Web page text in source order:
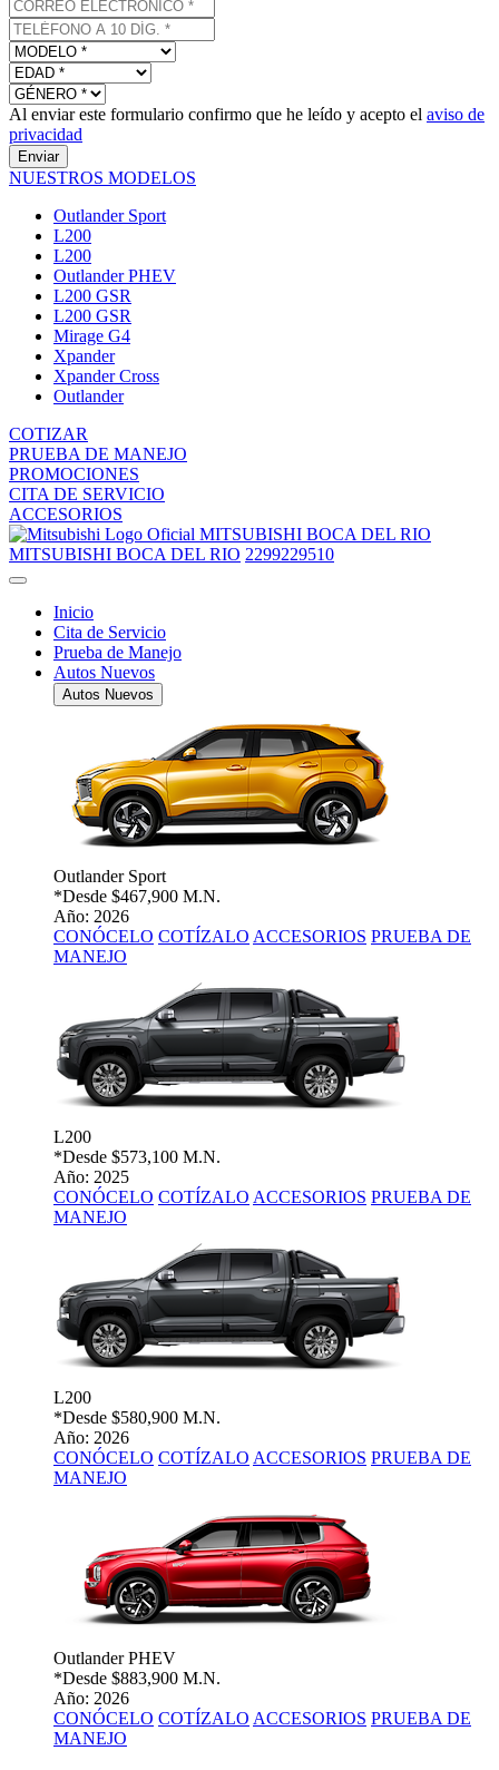
Al enviar este formulario confirmo que he leído y acepto el aviso de
privacidad
Enviar
NUESTROS MODELOS
Outlander Sport
L200
L200
Outlander PHEV
L200 GSR
L200 GSR
Mirage G4
Xpander
Xpander Cross
Outlander
COTIZAR
PRUEBA DE MANEJO
PROMOCIONES
CITA DE SERVICIO
ACCESORIOS
MITSUBISHI BOCA DEL RIO
MITSUBISHI BOCA DEL RIO 2299229510
Inicio
Cita de Servicio
Prueba de Manejo
Autos Nuevos
Autos Nuevos
Outlander Sport
*Desde $467,900 M.N.
Año: 2026
CONÓCELO COTÍZALO ACCESORIOS PRUEBA DE
MANEJO
L200
*Desde $573,100 M.N.
Año: 2025
CONÓCELO COTÍZALO ACCESORIOS PRUEBA DE
MANEJO
L200
*Desde $580,900 M.N.
Año: 2026
CONÓCELO COTÍZALO ACCESORIOS PRUEBA DE
MANEJO
Outlander PHEV
*Desde $883,900 M.N.
Año: 2026
CONÓCELO COTÍZALO ACCESORIOS PRUEBA DE
MANEJO